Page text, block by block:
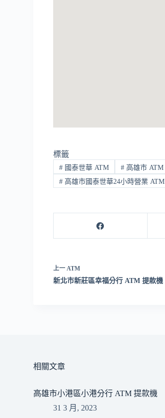
標籤
# 國泰世華 ATM #高雄市 ATM
# 高雄市國泰世華24小時營業 ATM
上一ATM
新北市新莊區幸福分行 ATM 提款機
相關文章
高雄市小港區小港分行 ATM 提款機
31 3 月, 2023